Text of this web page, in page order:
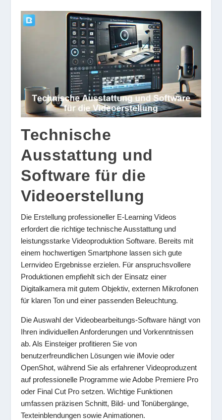
Technische
Ausstattung und
Software für die
Videoerstellung
Die Erstellung professioneller E-Learning Videos
erfordert die richtige technische Ausstattung und
leistungsstarke Videoproduktion Software. Bereits mit
einem hochwertigen Smartphone lassen sich gute
Lernvideo Ergebnisse erzielen. Für anspruchsvollere
Produktionen empfiehlt sich der Einsatz einer
Digitalkamera mit gutem Objektiv, externen Mikrofonen
für klaren Ton und einer passenden Beleuchtung.
Die Auswahl der Videobearbeitungs-Software hängt von
Ihren individuellen Anforderungen und Vorkenntnissen
ab. Als Einsteiger profitieren Sie von
benutzerfreundlichen Lösungen wie iMovie oder
OpenShot, während Sie als erfahrener Videoproduzent
auf professionelle Programme wie Adobe Premiere Pro
oder Final Cut Pro setzen. Wichtige Funktionen
umfassen präzisen Schnitt, Bild- und Tonübergänge,
Texteinblendungen sowie Animationen.